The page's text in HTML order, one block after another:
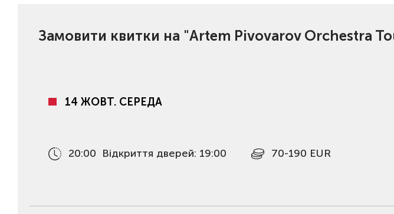
Замовити квитки на "Artem Pivovarov Orchestra
14 ЖОВТ. СЕРЕДА
20:00 Відкриття дверей: 19:00 70-190 EUR